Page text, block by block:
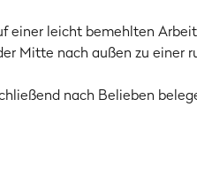
einer leicht bemehlten
Mitte nach außen zu einer
nach Belieben